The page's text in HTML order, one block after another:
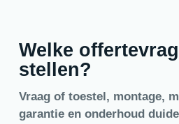
Welke
stellen?
Vraag of toestel, montage,
garantie en onderhoud